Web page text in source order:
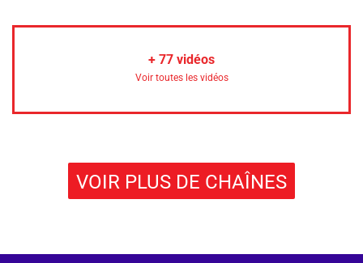
+ 77 vidéos
Voir toutes les vidéos
VOIR PLUS DE CHAÎNES